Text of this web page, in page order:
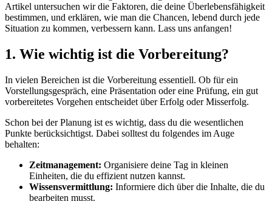
Artikel untersuchen wir die Faktoren, die deine Überlebensfähigkeit
bestimmen, und erklären, wie man die Chancen, lebend durch jede
Situation zu kommen, verbessern kann. Lass uns anfangen!
1. Wie wichtig ist die Vorbereitung?
In vielen Bereichen ist die Vorbereitung essentiell. Ob für ein
Vorstellungsgespräch, eine Präsentation oder eine Prüfung, ein gut
vorbereitetes Vorgehen entscheidet über Erfolg oder Misserfolg.
Schon bei der Planung ist es wichtig, dass du die wesentlichen
Punkte berücksichtigst. Dabei solltest du folgendes im Auge
behalten:
Zeitmanagement: Organisiere deine Tag in kleinen
Einheiten, die du effizient nutzen kannst.
Wissensvermittlung: Informiere dich über die Inhalte, die du
bearbeiten musst.